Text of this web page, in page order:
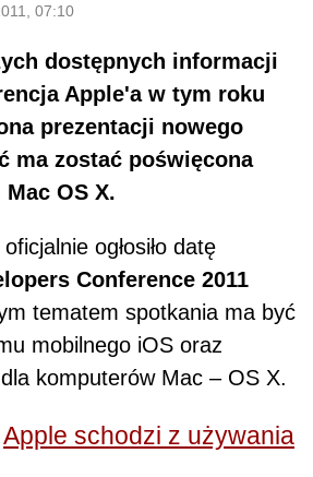
07:10
dostępnych informacji
Apple'a w tym roku
prezentacji nowego
ma zostać poświęcona
OS X.
ogłosiło datę
Conference 2011
tematem spotkania ma być
mobilnego iOS oraz
komputerów Mac – OS X.
Apple schodzi z używania